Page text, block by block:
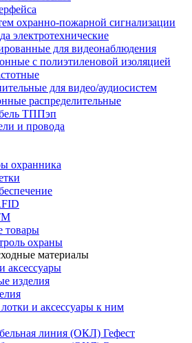
охранно-пожарной сигнализации
электротехнические
для видеонаблюдения
с полиэтиленовой изоляцией
для видео/аудиосистем
распределительные
ТППэп
и провода
охранника
товары
охраны
материалы
аксессуары
изделия
и аксессуары к ним
линия (ОКЛ) Гефест